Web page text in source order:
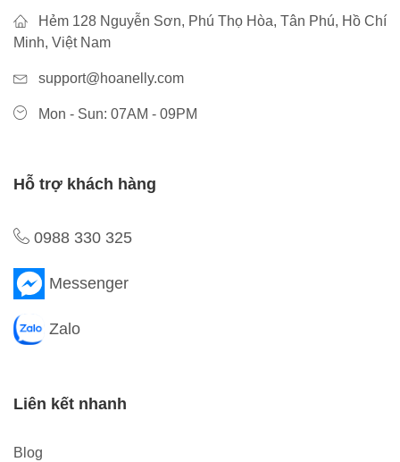
Hẻm 128 Nguyễn Sơn, Phú Thọ Hòa, Tân Phú, Hồ Chí
Minh, Việt Nam
support@hoanelly.com
Mon - Sun: 07AM - 09PM
Hỗ trợ khách hàng
0988 330 325
Messenger
Zalo
Liên kết nhanh
Blog